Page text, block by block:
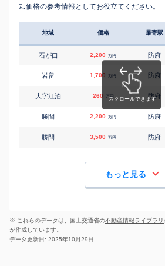
却価格の参考情報としてお役立てください。
地域 価格 最寄駅
石が口 2,200 万円 防府
岩畠 1,700 万円 防府
大字江泊 260 万円 防府
勝間 2,200 万円 防府
勝間 3,500 万円 防府
もっと見る
※ これらのデータは、国土交通省の不動産情報ライブラリ
が作成しています。
データ更新日: 2025年10月29日